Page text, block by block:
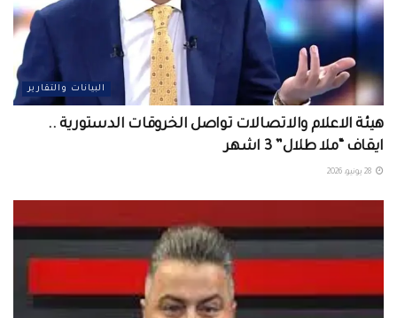
البيانات والتقارير
هيئة الاعلام والاتصالات تواصل الخروقات الدستورية ..
ايقاف “ملا طلال” 3 اشهر